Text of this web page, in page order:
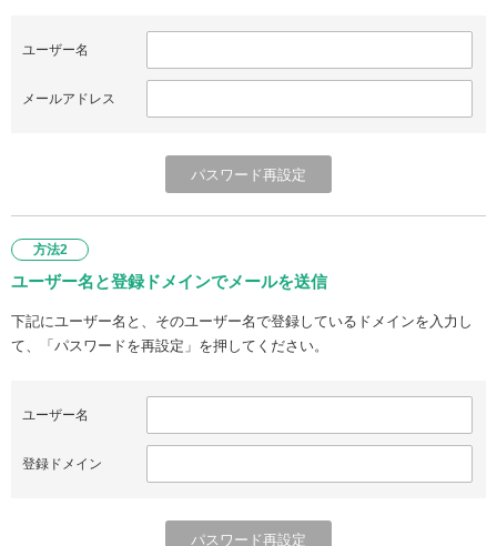
ユーザー名
メールアドレス
方法2
ユーザー名と登録ドメインでメールを送信
下記にユーザー名と、そのユーザー名で登録しているドメインを入力し
て、「パスワードを再設定」を押してください。
ユーザー名
登録ドメイン